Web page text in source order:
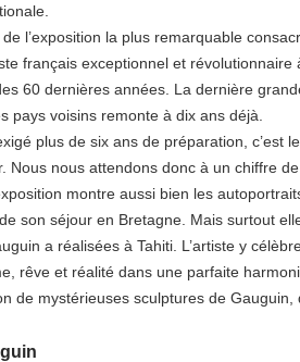
de l’exposition la plus remarquable
français exceptionnel et révolutionnaire
60 dernières années. La dernière
pays voisins remonte à dix ans déjà.
plus de six ans de préparation, c’est
Nous nous attendons donc à un chiffre
montre aussi bien les
son séjour en Bretagne. Mais surtout
a réalisées à Tahiti. L’artiste y
rêve et réalité dans une parfaite
de mystérieuses sculptures de